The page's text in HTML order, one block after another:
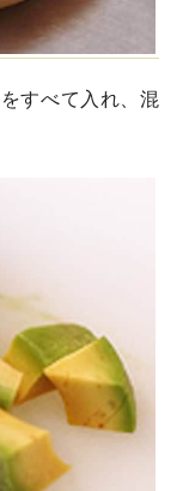
すべて入れ、混